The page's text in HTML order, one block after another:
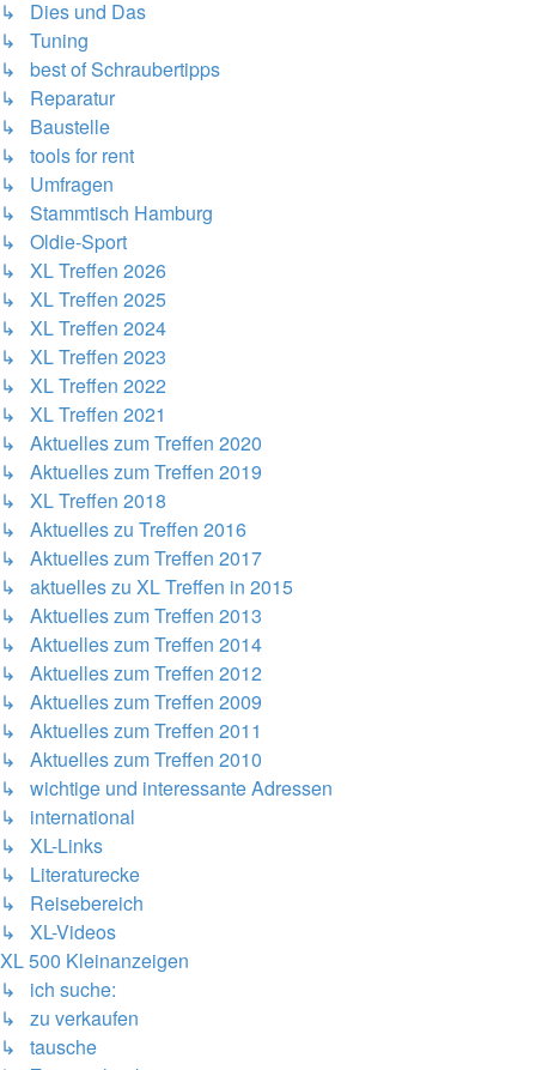
↳ Dies und Das
↳ Tuning
↳ best of Schraubertipps
↳ Reparatur
↳ Baustelle
↳ tools for rent
↳ Umfragen
↳ Stammtisch Hamburg
↳ Oldie-Sport
↳ XL Treffen 2026
↳ XL Treffen 2025
↳ XL Treffen 2024
↳ XL Treffen 2023
↳ XL Treffen 2022
↳ XL Treffen 2021
↳ Aktuelles zum Treffen 2020
↳ Aktuelles zum Treffen 2019
↳ XL Treffen 2018
↳ Aktuelles zu Treffen 2016
↳ Aktuelles zum Treffen 2017
↳ aktuelles zu XL Treffen in 2015
↳ Aktuelles zum Treffen 2013
↳ Aktuelles zum Treffen 2014
↳ Aktuelles zum Treffen 2012
↳ Aktuelles zum Treffen 2009
↳ Aktuelles zum Treffen 2011
↳ Aktuelles zum Treffen 2010
↳ wichtige und interessante Adressen
↳ international
↳ XL-Links
↳ Literaturecke
↳ Reisebereich
↳ XL-Videos
XL 500 Kleinanzeigen
↳ ich suche:
↳ zu verkaufen
↳ tausche